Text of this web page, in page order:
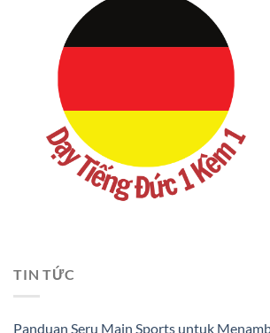
TIN TỨC
Panduan Seru Main Sports untuk